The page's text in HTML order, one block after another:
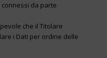
da parte
che il Titolare
i Dati per ordine delle